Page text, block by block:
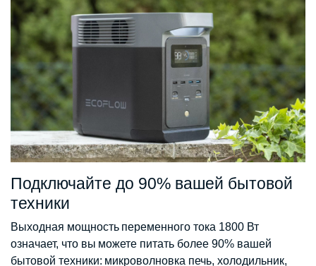
Подключайте до 90% вашей бытовой
техники
Выходная мощность переменного тока 1800 Вт
означает, что вы можете питать более 90% вашей
бытовой техники: микроволновка печь, холодильник,